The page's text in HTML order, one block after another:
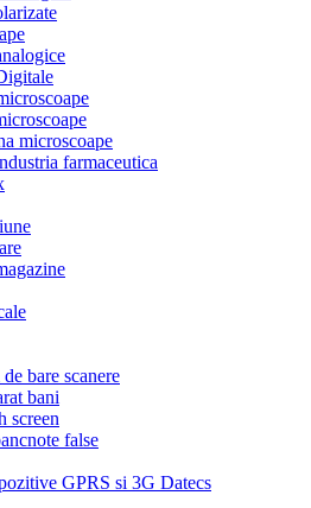
microscoape
farmaceutica
bare scanere
bani
screen
false
GPRS si 3G Datecs